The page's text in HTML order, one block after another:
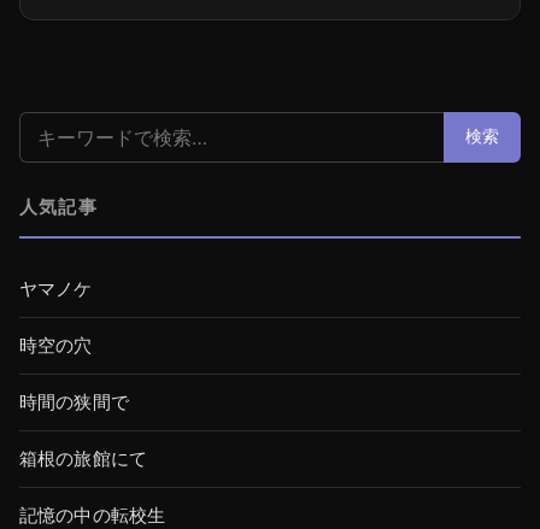
検索: 検索
人気記事
ヤマノケ
時空の穴
時間の狭間で
箱根の旅館にて
記憶の中の転校生